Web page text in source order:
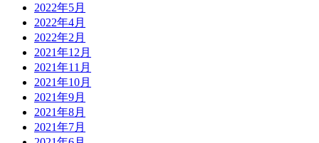
2022年5月
2022年4月
2022年2月
2021年12月
2021年11月
2021年10月
2021年9月
2021年8月
2021年7月